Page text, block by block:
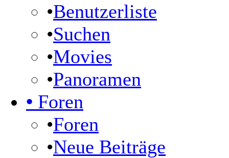
•Benutzerliste
•Suchen
•Movies
•Panoramen
• Foren
•Foren
•Neue Beiträge